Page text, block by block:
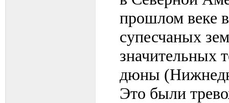
прошлом веке
супесчаных
значительных
дюны
Это были